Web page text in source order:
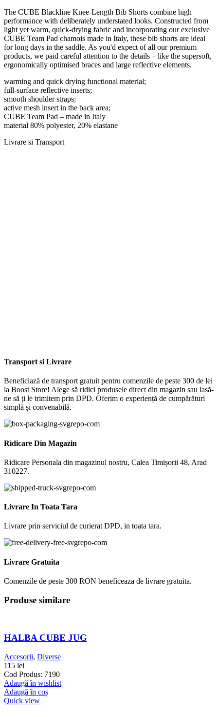
The CUBE Blackline Knee-Length Bib Shorts combine high
performance with deliberately understated looks. Constructed from
light yet warm, quick-drying fabric and incorporating our exclusive
CUBE Team Pad chamois made in Italy, these bib shorts are ideal
for long days in the saddle. As you'd expect of all our premium
products, we paid careful attention to the details – like the supersoft,
ergonomically optimised braces and large reflective elements.
warming and quick drying functional material;
full-surface reflective inserts;
smooth shoulder straps;
active mesh insert in the back area;
CUBE Team Pad – made in Italy
material 80% polyester, 20% elastane
Livrare si Transport
Transport si Livrare
Beneficiază de transport gratuit pentru comenzile de peste 300 de lei
la Boost Store! Alege să ridici produsele direct din magazin sau lasă-
ne să ți le trimitem prin DPD. Oferim o experiență de cumpărături
simplă și convenabilă.
Ridicare Din Magazin
Ridicare Personala din magazinul nostru, Calea Timișorii 48, Arad
310227.
Livrare In Toata Tara
Livrare prin serviciul de curierat DPD, in toata tara.
Livrare Gratuita
Comenzile de peste 300 RON beneficeaza de livrare gratuita.
Produse similare
HALBA CUBE JUG
Accesorii, Diverse
115 lei
Cod Produs: 7190
Adaugă în wishlist
Adaugă în coș
Quick view